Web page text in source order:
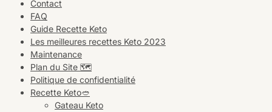
Contact
FAQ
Guide Recette Keto
Les meilleures recettes Keto 2023
Maintenance
Plan du Site 🗺️
Politique de confidentialité
Recette Keto🥙
Gateau Keto